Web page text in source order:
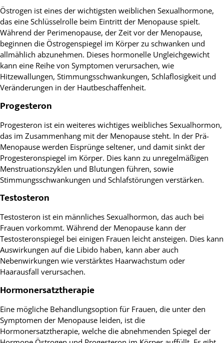
Östrogen ist eines der wichtigsten weiblichen Sexualhormone,
das eine Schlüsselrolle beim Eintritt der Menopause spielt.
Während der Perimenopause, der Zeit vor der Menopause,
beginnen die Östrogenspiegel im Körper zu schwanken und
allmählich abzunehmen. Dieses hormonelle Ungleichgewicht
kann eine Reihe von Symptomen verursachen, wie
Hitzewallungen, Stimmungsschwankungen, Schlaflosigkeit und
Veränderungen in der Hautbeschaffenheit.
Progesteron
Progesteron ist ein weiteres wichtiges weibliches Sexualhormon,
das im Zusammenhang mit der Menopause steht. In der Prä-
Menopause werden Eisprünge seltener, und damit sinkt der
Progesteronspiegel im Körper. Dies kann zu unregelmäßigen
Menstruationszyklen und Blutungen führen, sowie
Stimmungsschwankungen und Schlafstörungen verstärken.
Testosteron
Testosteron ist ein männliches Sexualhormon, das auch bei
Frauen vorkommt. Während der Menopause kann der
Testosteronspiegel bei einigen Frauen leicht ansteigen. Dies kann
Auswirkungen auf die Libido haben, kann aber auch
Nebenwirkungen wie verstärktes Haarwachstum oder
Haarausfall verursachen.
Hormonersatztherapie
Eine mögliche Behandlungsoption für Frauen, die unter den
Symptomen der Menopause leiden, ist die
Hormonersatztherapie, welche die abnehmenden Spiegel der